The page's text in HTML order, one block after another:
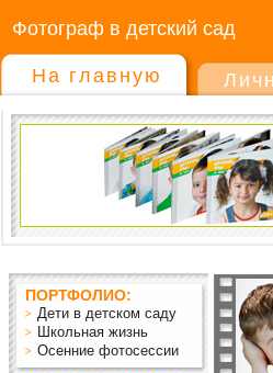
Фотограф в детский сад
На главную
ПОРТФОЛИО:
Дети в детском саду
Школьная жизнь
Осенние фотосессии